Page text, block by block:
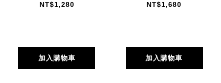
NT$1,280
加入購物車
NT$1,680
加入購物車